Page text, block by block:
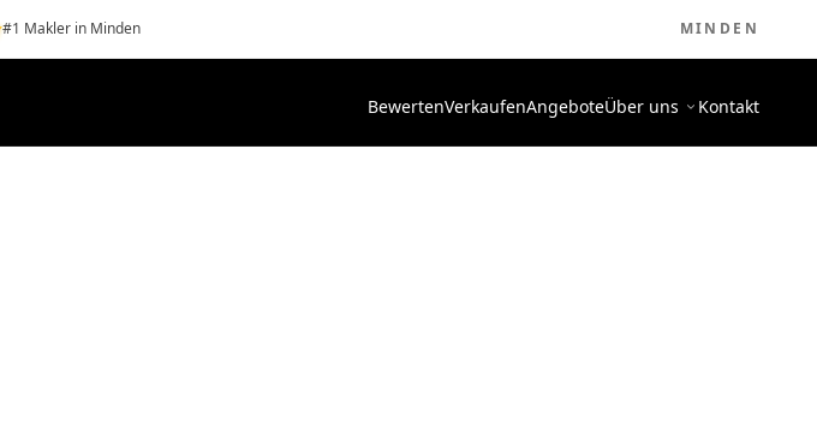
#1 Makler in Minden MINDEN
BewertenVerkaufenAngeboteÜber uns Kontakt